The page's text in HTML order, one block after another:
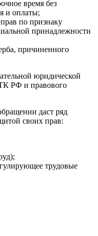
время без
и оплаты;
по признаку
принадлежности
причиненного
юридической
РФ и правового
даст ряд
своих прав:
трудовые